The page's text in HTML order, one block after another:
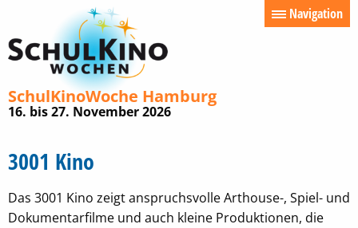
SchulKinoWoche Hamburg
16. bis 27. November 2026
Navigation
3001 Kino
Das 3001 Kino zeigt anspruchsvolle Arthouse-, Spiel- und
Dokumentarfilme und auch kleine Produktionen, die